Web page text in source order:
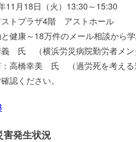
月18日（火）13:30～15:30
プラザ4階 アストホール
康～18万件のメール相談から
（横浜労災病院勤労者メン
橋幸美 氏 （過労死を考える
認ください。
発生状況